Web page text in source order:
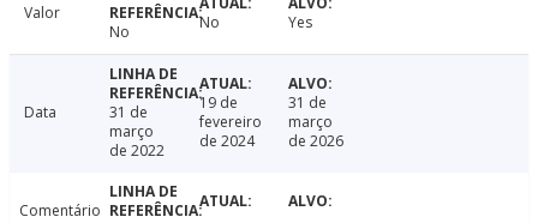
Valor
No
No Yes
Data
31 de
março
de 2022
19 de
fevereiro
de 2024
31 de
março
de 2026
Comentário